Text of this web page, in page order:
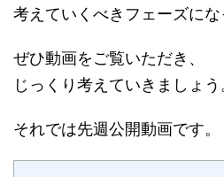
考えていくべきフェーズにな
ぜひ動画をご覧いただき、
じっくり考えていきましょう
それでは先週公開動画です。